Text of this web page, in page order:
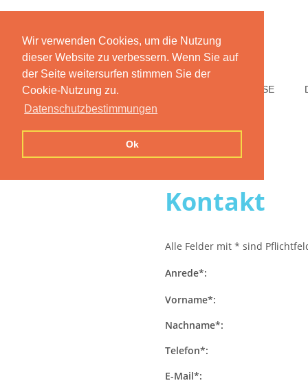
Wir verwenden Cookies, um die Nutzung
dieser Website zu verbessern. Wenn Sie auf
der Seite weitersurfen stimmen Sie der
Cookie-Nutzung zu.
Datenschutzbestimmungen
Ok
HOME PREISE
Kontakt
Alle Felder mit * sind
Anrede*:
Vorname*:
Nachname*:
Telefon*:
E-Mail*: